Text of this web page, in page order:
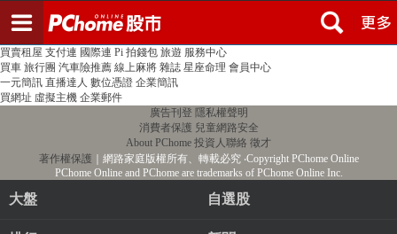
PChome首頁 線上購物 24h購物 書店
買賣租屋 支付連 國際連 Pi 拍錢包 旅遊 服務中心
買車 旅行團 汽車險推薦 線上麻將 雜誌 星座命理 會員中心
一元簡訊 直播達人 數位憑證 企業簡訊
買網址 虛擬主機 企業郵件
廣告刊登 隱私權聲明
消費者保護 兒童網路安全
About PChome 投資人聯絡 徵才
著作權保護 ｜網路家庭版權所有、轉載必究‧Copyright PChome Online
PChome Online and PChome are trademarks of PChome Online Inc.
大盤 自選股